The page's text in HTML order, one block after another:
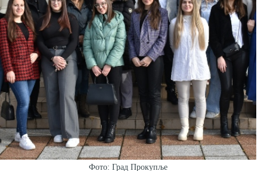
Фото: Град Прокупље